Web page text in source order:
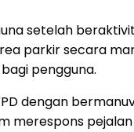
setelah
parkir secara
pengguna.
dengan